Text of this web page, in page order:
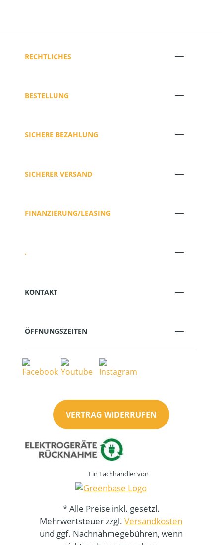
RECHTLICHES
BESTELLUNG
SICHERE BEZAHLUNG
SICHERER VERSAND
FINANZIERUNG/LEASING
.
KONTAKT
ÖFFNUNGSZEITEN
VERTRAG WIDERRUFEN
Ein Fachhändler von
* Alle Preise inkl. gesetzl.
Mehrwertsteuer zzgl. Versandkosten
und ggf. Nachnahmegebühren, wenn